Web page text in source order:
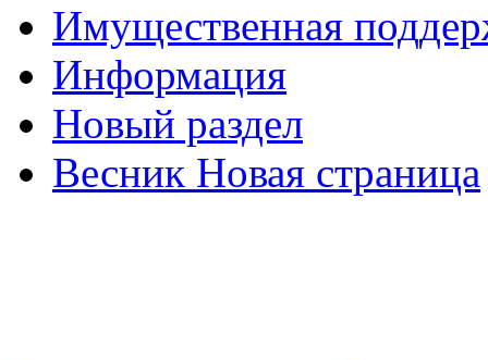
Имущественная
Информация
Новый раздел
Весник Новая страница